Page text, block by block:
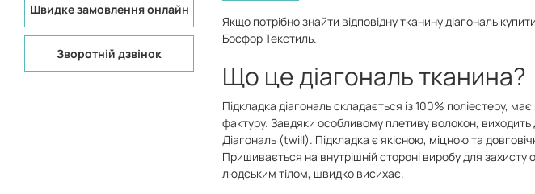
Швидке замовлення онлайн
Зворотній дзвінок
Якщо потрібно знайти відповідну тканину діагональ
Босфор Текстиль.
Що це діагональ тканина?
Підкладка діагональ складається із 100% поліестеру,
фактуру. Завдяки особливому плетиву волокон,
Діагональ (twill). Підкладка є якісною, міцною та
Пришивається на внутрішній стороні виробу для захисту
людським тілом, швидко висихає.